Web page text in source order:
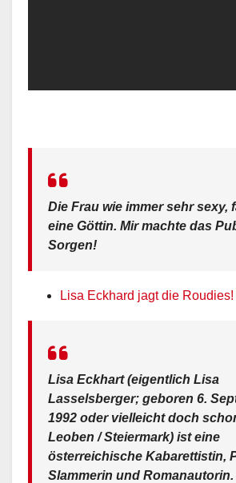
Die Frau wie immer sehr sexy,
eine Göttin. Mir machte das
Sorgen!
Lisa Eckhard jagt die Roudies!
Lisa Eckhart (eigentlich Lisa
Lasselsberger; geboren 6.
1992 oder vielleicht doch
Leoben / Steiermark) ist eine
österreichische Kabarettistin,
Slammerin und Romanautorin.